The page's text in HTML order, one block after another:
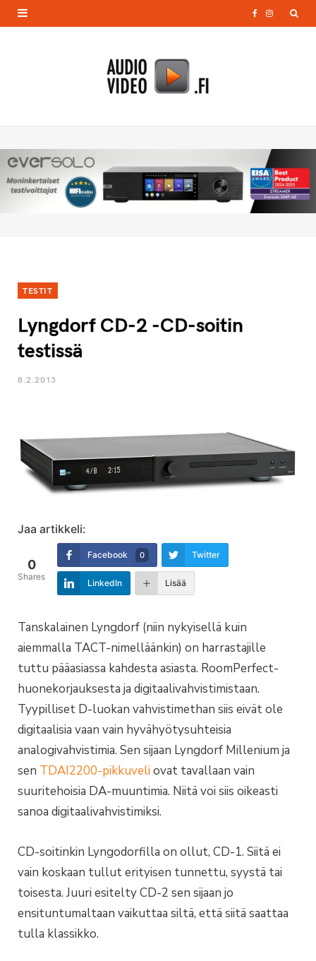
o
k
I
r
a
TESTIT
Lyngdorf CD-2 -CD-soitin
testissä
8.2.2013
Jaa artikkeli:
0
Shares
Facebook 0 Twitter
LinkedIn Lisää
Tanskalainen Lyngdorf (niin nykyisellä kuin
aiemmalla TACT-nimelläänkin) on harrastajille
tuttu pääasiassa kahdesta asiasta. RoomPerfect-
huonekorjauksesta ja digitaalivahvistimistaan.
Tyypilliset D-luokan vahvistimethan siis eivät ole
digitaalisia vaan vain hyvähyötysuhteisia
analogivahvistimia. Sen sijaan Lyngdorf Millenium ja
sen TDAI2200-pikkuveliovat tavallaan vain
suuritehoisia DA-muuntimia. Niitä voi siis oikeasti
sanoa digitaalivahvistimiksi.
CD-soitinkin Lyngodorfilla on ollut, CD-1. Siitä ei
vain koskaan tullut erityisen tunnettu, syystä tai
toisesta. Juuri esitelty CD-2 sen sijaan jo
ensituntumaltaan vaikuttaa siltä, että siitä saattaa
tulla klassikko.